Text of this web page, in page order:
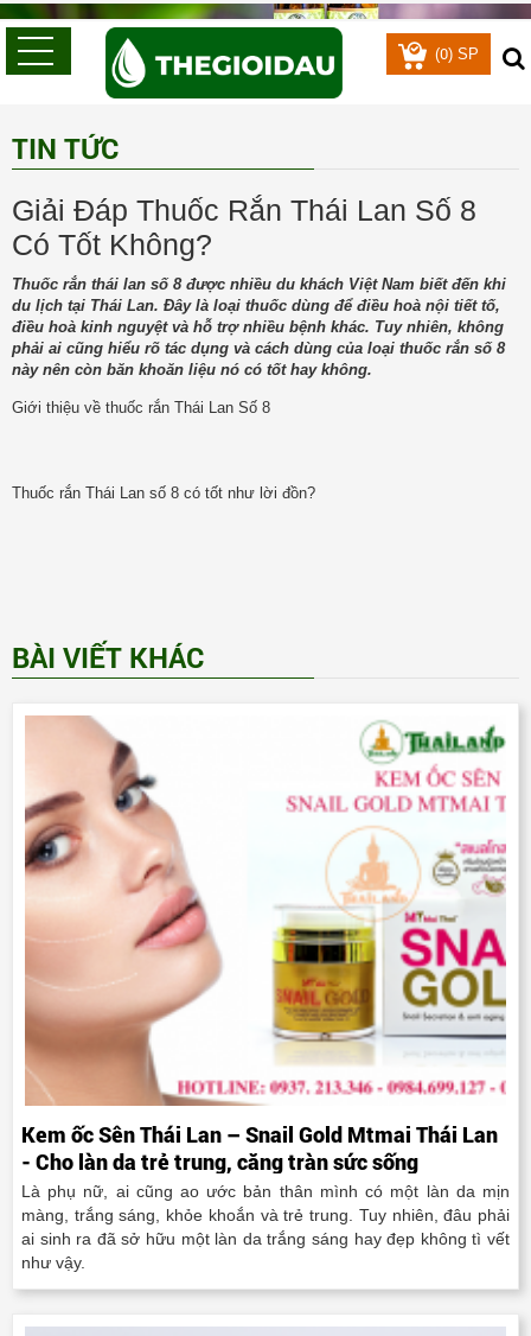
(0) SP
TIN TỨC
Giải Đáp Thuốc Rắn Thái Lan Số 8
Có Tốt Không?
Thuốc rắn thái lan số 8 được nhiều du khách Việt Nam biết đến khi
du lịch tại Thái Lan. Đây là loại thuốc dùng để điều hoà nội tiết tố,
điều hoà kinh nguyệt và hỗ trợ nhiều bệnh khác. Tuy nhiên, không
phải ai cũng hiểu rõ tác dụng và cách dùng của loại thuốc rắn số 8
này nên còn băn khoăn liệu nó có tốt hay không.
Giới thiệu về thuốc rắn Thái Lan Số 8
Thuốc rắn Thái Lan số 8 có tốt như lời đồn?
BÀI VIẾT KHÁC
Kem ốc Sên Thái Lan – Snail Gold Mtmai Thái Lan
- Cho làn da trẻ trung, căng tràn sức sống
Là phụ nữ, ai cũng ao ước bản thân mình có một làn da mịn
màng, trắng sáng, khỏe khoắn và trẻ trung. Tuy nhiên, đâu phải
ai sinh ra đã sở hữu một làn da trắng sáng hay đẹp không tì vết
như vậy.